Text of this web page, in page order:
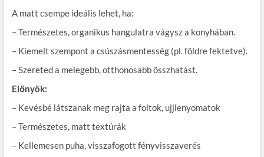
A matt csempe ideális lehet, ha:
– Természetes, organikus hangulatra vágysz a konyhában.
– Kiemelt szempont a csúszásmentesség (pl. földre fektetve).
– Szereted a melegebb, otthonosabb összhatást.
Előnyök:
– Kevésbé látszanak meg rajta a foltok, ujjlenyomatok
– Természetes, matt textúrák
– Kellemesen puha, visszafogott fényvisszaverés